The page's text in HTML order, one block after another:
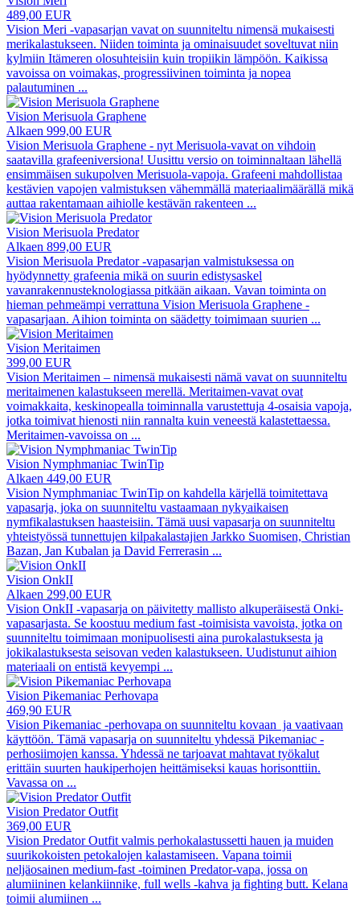
489,00 EUR
Vision Meri -vapasarjan vavat on suunniteltu nimensä mukaisesti
merikalastukseen. Niiden toiminta ja ominaisuudet soveltuvat niin
kylmiin Itämeren olosuhteisiin kuin tropiikin lämpöön. Kaikissa
vavoissa on voimakas, progressiivinen toiminta ja nopea
palautuminen ...
Vision Merisuola Graphene
Alkaen 999,00 EUR
Vision Merisuola Graphene - nyt Merisuola-vavat on vihdoin
saatavilla grafeeniversiona! Uusittu versio on toiminnaltaan lähellä
ensimmäisen sukupolven Merisuola-vapoja. Grafeeni mahdollistaa
kestävien vapojen valmistuksen vähemmällä materiaalimäärällä mikä
auttaa rakentamaan aihiolle kestävän rakenteen ...
Vision Merisuola Predator
Alkaen 899,00 EUR
Vision Merisuola Predator -vapasarjan valmistuksessa on
hyödynnetty grafeenia mikä on suurin edistysaskel
vavanrakennusteknologiassa pitkään aikaan. Vavan toiminta on
hieman pehmeämpi verrattuna Vision Merisuola Graphene -
vapasarjaan. Aihion toiminta on säädetty toimimaan suurien ...
Vision Meritaimen
399,00 EUR
Vision Meritaimen – nimensä mukaisesti nämä vavat on suunniteltu
meritaimenen kalastukseen merellä. Meritaimen-vavat ovat
voimakkaita, keskinopealla toiminnalla varustettuja 4-osaisia vapoja,
jotka toimivat hienosti niin rannalta kuin veneestä kalastettaessa.
Meritaimen-vavoissa on ...
Vision Nymphmaniac TwinTip
Alkaen 449,00 EUR
Vision Nymphmaniac TwinTip on kahdella kärjellä toimitettava
vapasarja, joka on suunniteltu vastaamaan nykyaikaisen
nymfikalastuksen haasteisiin. Tämä uusi vapasarja on suunniteltu
yhteistyössä tunnettujen kilpakalastajien Jarkko Suomisen, Christian
Bazan, Jan Kubalan ja David Ferrerasin ...
Vision OnkII
Alkaen 299,00 EUR
Vision OnkII -vapasarja on päivitetty mallisto alkuperäisestä Onki-
vapasarjasta. Se koostuu medium fast -toimisista vavoista, jotka on
suunniteltu toimimaan monipuolisesti aina purokalastuksesta ja
jokikalastuksesta seisovan veden kalastukseen. Uudistunut aihion
materiaali on entistä kevyempi ...
Vision Pikemaniac Perhovapa
469,90 EUR
Vision Pikemaniac -perhovapa on suunniteltu kovaan ja vaativaan
käyttöön. Tämä vapasarja on suunniteltu yhdessä Pikemaniac -
perhosiimojen kanssa. Yhdessä ne tarjoavat mahtavat työkalut
erittäin suurten haukiperhojen heittämiseksi kauas horisonttiin.
Vavassa on ...
Vision Predator Outfit
369,00 EUR
Vision Predator Outfit valmis perhokalastussetti hauen ja muiden
suurikokoisten petokalojen kalastamiseen. Vapana toimii
neljäosainen medium-fast -toiminen Predator-vapa, jossa on
alumiininen kelankiinnike, full wells -kahva ja fighting butt. Kelana
toimii alumiinen ...